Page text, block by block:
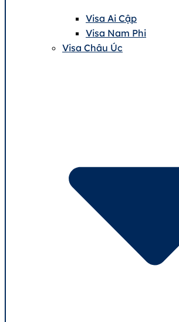
Visa Ai Cập
Visa Nam Phi
Visa Châu Úc